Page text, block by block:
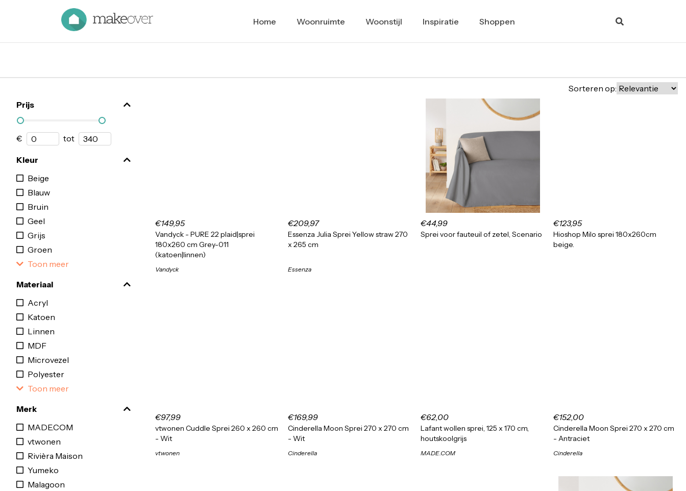
Home Woonruimte Woonstijl Inspiratie Shoppen
Prijs
€ tot
Kleur
Beige
Blauw
Bruin
Geel
Grijs
Groen
Toon meer
Materiaal
Acryl
Katoen
Linnen
MDF
Microvezel
Polyester
Toon meer
Merk
MADE.COM
vtwonen
Rivièra Maison
Yumeko
Malagoon
Sorteren op:
€149,95
Vandyck - PURE 22 plaid|sprei
180x260 cm Grey-011
(katoen|linnen)
Vandyck
€209,97
Essenza Julia Sprei Yellow straw 270
x 265 cm
Essenza
€44,99
Sprei voor fauteuil of zetel, Scenario
€123,95
Hioshop Milo sprei 180x260cm
beige.
€97,99
vtwonen Cuddle Sprei 260 x 260 cm
- Wit
vtwonen
€169,99
Cinderella Moon Sprei 270 x 270 cm
- Wit
Cinderella
€62,00
Lafant wollen sprei, 125 x 170 cm,
houtskoolgrijs
MADE.COM
€152,00
Cinderella Moon Sprei 270 x 270 cm
- Antraciet
Cinderella